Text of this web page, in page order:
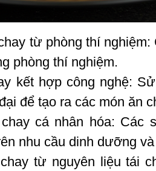
từ phòng thí
phòng thí nghiệm.
kết hợp công nghệ:
để tạo ra các món ăn
cá nhân hóa: Các
nhu cầu dinh dưỡng
từ nguyên liệu tái